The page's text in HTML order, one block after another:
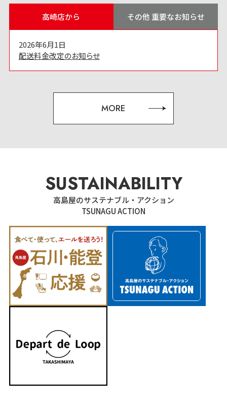
高崎店から その他 重要なお知らせ
2026年6月1日
配送料金改定のお知らせ
MORE
SUSTAINABILITY
高島屋のサステナブル・アクション
TSUNAGU ACTION